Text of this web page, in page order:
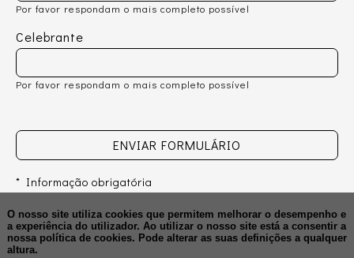
Por favor respondam o mais completo possível
Celebrante
Por favor respondam o mais completo possível
ENVIAR FORMULÁRIO
* Informação obrigatória
O nosso site utiliza cookies que permitem melhorar o desempenho e
a experiência do utilizador. Ao utilizar o nosso site está a consentir a
nossa política de cookies. Pode alterar as suas definições a qualquer
altura.